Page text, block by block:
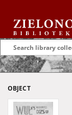
OBJECT